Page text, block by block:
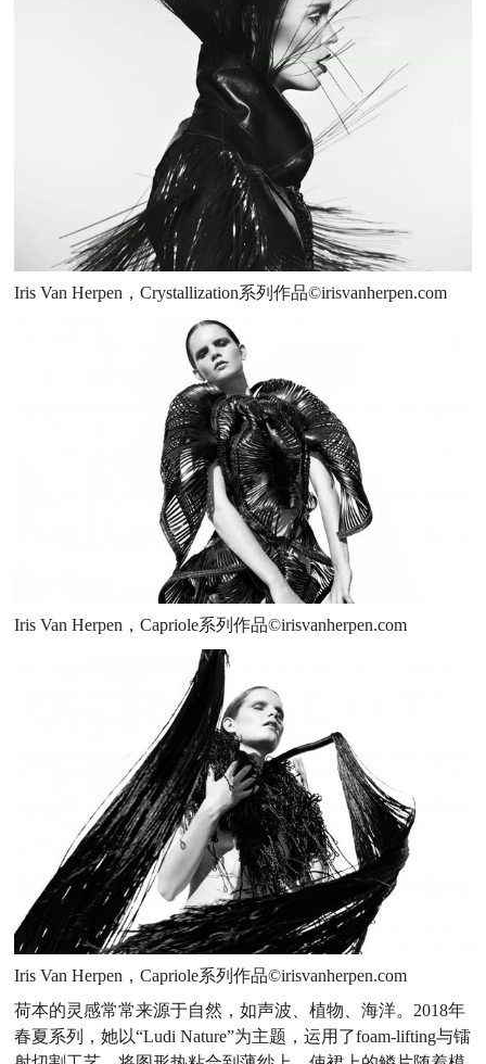
Iris Van Herpen，Crystallization系列作品©irisvanherpen.com
Iris Van Herpen，Capriole系列作品©irisvanherpen.com
Iris Van Herpen，Capriole系列作品©irisvanherpen.com
荷本的灵感常常来源于自然，如声波、植物、海洋。2018年
春夏系列，她以“Ludi Nature”为主题，运用了foam-lifting与镭